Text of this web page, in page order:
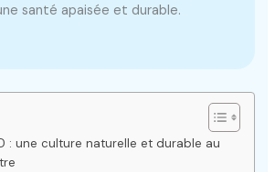
santé apaisée et durable.
: une culture naturelle et durable au